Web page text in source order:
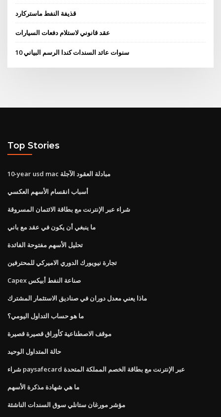
قذيفة النفط ماستركارد
عقد قانوني لاستلام دفعات السيارات
10 سنوات عائد السندات كندا الرسم البياني
Top Stories
10-year usd mac مبادلة العقود الآجلة
أسباب انقسام الأسهم العكسي
شراء عبر الإنترنت مع بطاقة الائتمان المسروقة
ما ينبغي أن يكون في عقد مع باني
تحليل الأسهم مفتوحة الفائدة
تجارة نيويورك الدوري الاميركي للمحترفين
Capex صناعة النفط أبيكس
ماذا يعني معدل دوران في صناديق الاستثمار المشترك
ما هو حساب التداول اليومي؟
موقف الاصطناعية كأوراق قصيرة قصيرة
حالة المتداول الوحيد
شراء paysafecard عبر الإنترنت مع بطاقة الخصم المملكة المتحدة
ما هي شهادة مذكرة الأسهم
مؤشر مورغان ستانلي سوق السندات الناشئة